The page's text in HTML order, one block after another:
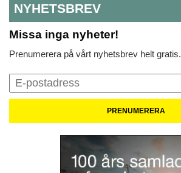
NYHETSBREV
Missa inga nyheter!
Prenumerera på vårt nyhetsbrev helt gratis.